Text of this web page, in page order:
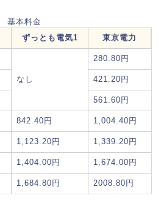
基本料金
ずっとも電気1 東京電力
なし
280.80円
421.20円
561.60円
842.40円 1,004.40円
1,123.20円 1,339.20円
1,404.00円 1,674.00円
1,684.80円 2008.80円